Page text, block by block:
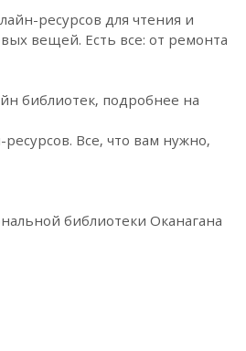
ресурсов для чтения и
вещей. Есть все: от ремонта
библиотек, подробнее на
Все, что вам нужно,
библиотеки Оканагана